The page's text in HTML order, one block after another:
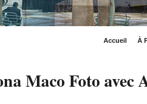
Accueil À
Maco Foto avec